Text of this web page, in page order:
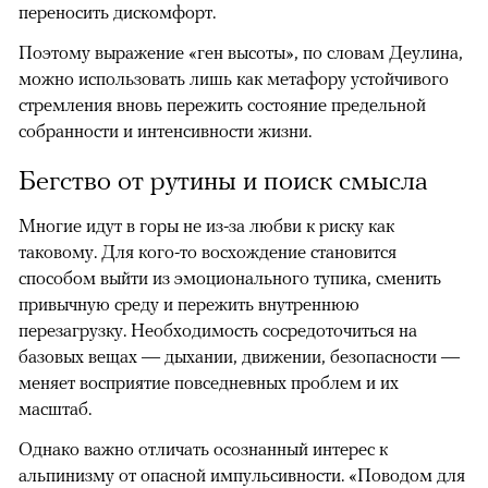
переносить дискомфорт.
Поэтому выражение «ген высоты», по словам Деулина,
можно использовать лишь как метафору устойчивого
стремления вновь пережить состояние предельной
собранности и интенсивности жизни.
Бегство от рутины и поиск смысла
Многие идут в горы не из-за любви к риску как
таковому. Для кого-то восхождение становится
способом выйти из эмоционального тупика, сменить
привычную среду и пережить внутреннюю
перезагрузку. Необходимость сосредоточиться на
базовых вещах — дыхании, движении, безопасности —
меняет восприятие повседневных проблем и их
масштаб.
Однако важно отличать осознанный интерес к
альпинизму от опасной импульсивности. «Поводом для